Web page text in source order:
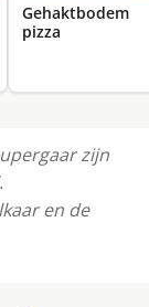
Gehaktbodem
pizza
zijn
en de